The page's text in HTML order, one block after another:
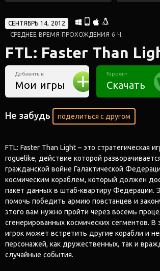
СЕНТЯБРЬ 14, 2012
СРЕДНЕЕ ВРЕМЯ ПРОХОЖДЕНИЯ 6 Ч.
FTL: Faster Than
Добавить в
Мои игры
Торрент
Скачать
Не забудь поделиться с другом
FTL: Faster Than Light – это стратегическая
roguelike, действие которой
гражданской войне Галактической
космическим кораблем, который должен
пакет данных в штаб-квартиру Федерации.
помочь победить армию повстанцев и
этого вам нужно пройти через восемь
сгенерированных космических сегментов. В
игрок может встретить другие корабли и
персонажей, как дружественных, так и
случайные события.